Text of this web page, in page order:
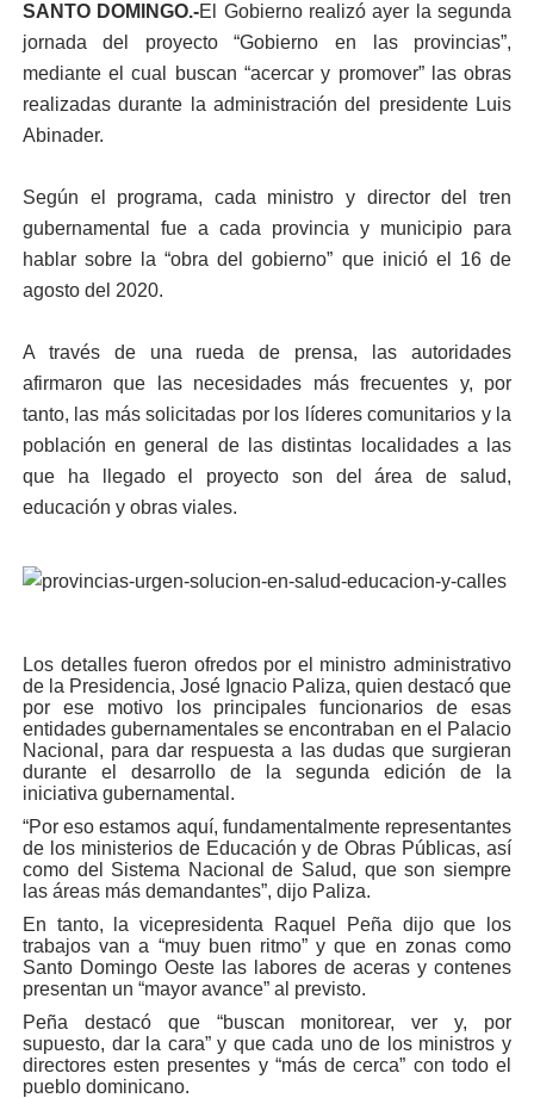
SANTO DOMINGO.-El Gobierno realizó ayer la segunda
jornada del proyecto “Gobierno en las provincias”,
mediante el cual buscan “acercar y promover” las obras
realizadas durante la administración del presidente Luis
Abinader.
Según el programa, cada ministro y director del tren
gubernamental fue a cada provincia y municipio para
hablar sobre la “obra del gobierno” que inició el 16 de
agosto del 2020.
A través de una rueda de prensa, las autoridades
afirmaron que las necesidades más frecuentes y, por
tanto, las más solicitadas por los líderes comunitarios y la
población en general de las distintas localidades a las
que ha llegado el proyecto son del área de salud,
educación y obras viales.
Los detalles fueron ofredos por el ministro administrativo
de la Presidencia, José Ignacio Paliza, quien destacó que
por ese motivo los principales funcionarios de esas
entidades gubernamentales se encontraban en el Palacio
Nacional, para dar respuesta a las dudas que surgieran
durante el desarrollo de la segunda edición de la
iniciativa gubernamental.
“Por eso estamos aquí, fundamentalmente representantes
de los ministerios de Educación y de Obras Públicas, así
como del Sistema Nacional de Salud, que son siempre
las áreas más demandantes”, dijo Paliza.
En tanto, la vicepresidenta Raquel Peña dijo que los
trabajos van a “muy buen ritmo” y que en zonas como
Santo Domingo Oeste las labores de aceras y contenes
presentan un “mayor avance” al previsto.
Peña destacó que “buscan monitorear, ver y, por
supuesto, dar la cara” y que cada uno de los ministros y
directores esten presentes y “más de cerca” con todo el
pueblo dominicano.